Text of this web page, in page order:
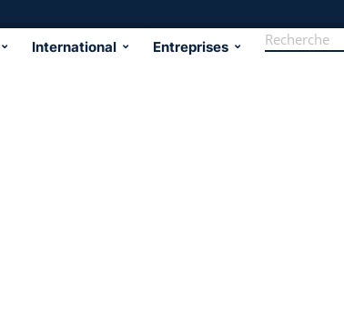
International Entreprises